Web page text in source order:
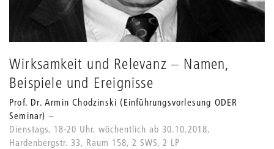
Wirksamkeit und Relevanz – Namen,
Beispiele und Ereignisse
Prof. Dr. Armin Chodzinski (Einführungsvorlesung ODER
Seminar)
Dienstags, 18-20 Uhr, wöchentlich ab 30.10.2018,
Hardenbergstr. 33, Raum 158, 2 SWS, 2 LP